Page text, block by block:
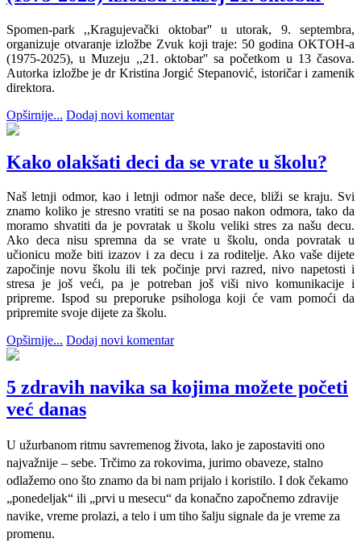
Spomen-park ,,Kragujevački oktobar'' u utorak, 9. septembra,
organizuje otvaranje izložbe Zvuk koji traje: 50 godina OKTOH-a
(1975-2025), u Muzeju ,,21. oktobar'' sa početkom u 13 časova.
Autorka izložbe je dr Kristina Jorgić Stepanović, istoričar i zamenik
direktora.
Opširnije... Dodaj novi komentar
Kako olakšati deci da se vrate u školu?
Naš letnji odmor, kao i letnji odmor naše dece, bliži se kraju. Svi
znamo koliko je stresno vratiti se na posao nakon odmora, tako da
moramo shvatiti da je povratak u školu veliki stres za našu decu.
Ako deca nisu spremna da se vrate u školu, onda povratak u
učionicu može biti izazov i za decu i za roditelje. Ako vaše dijete
započinje novu školu ili tek počinje prvi razred, nivo napetosti i
stresa je još veći, pa je potreban još viši nivo komunikacije i
pripreme. Ispod su preporuke psihologa koji će vam pomoći da
pripremite svoje dijete za školu.
Opširnije... Dodaj novi komentar
5 zdravih navika sa kojima možete početi
već danas
U užurbanom ritmu savremenog života, lako je zapostaviti ono
najvažnije – sebe. Trčimo za rokovima, jurimo obaveze, stalno
odlažemo ono što znamo da bi nam prijalo i koristilo. I dok čekamo
„ponedeljak“ ili „prvi u mesecu“ da konačno započnemo zdravije
navike, vreme prolazi, a telo i um tiho šalju signale da je vreme za
promenu.